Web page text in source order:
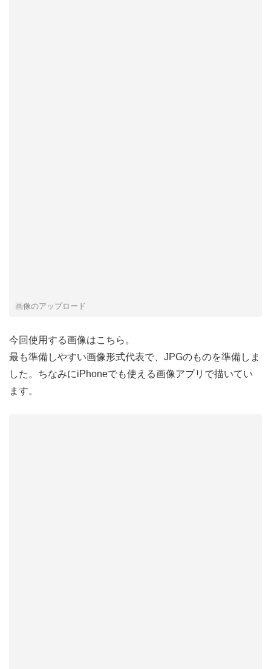
画像のアップロード
今回使用する画像はこちら。
最も準備しやすい画像形式代表で、JPGのものを準備しま
した。ちなみにiPhoneでも使える画像アプリで描いてい
ます。